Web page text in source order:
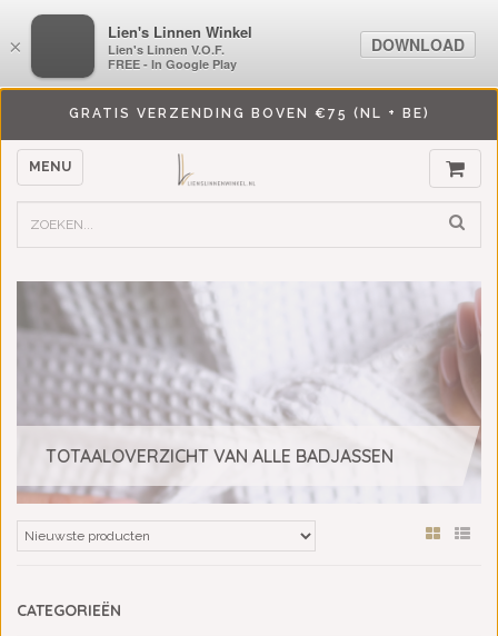
GRATIS VERZENDING BOVEN €75 (NL + BE)
MENU
TOTAALOVERZICHT VAN ALLE BADJASSEN
CATEGORIEËN
×
LiensLinnenwinkel.nl
Lien's Linnen V.O.F.
FREE - In Google Play
DOWNLOAD
×
Lien's Linnen Winkel
Lien's Linnen V.O.F.
FREE - In Google Play
DOWNLOAD